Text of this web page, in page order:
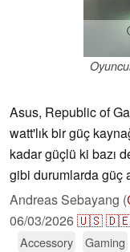
Asus, Republic of
watt'lık bir güç
kadar güçlü ki bazı
gibi durumlarda güç
Andreas Sebayang (
06/03/2026🇺🇸
Accessory Gaming